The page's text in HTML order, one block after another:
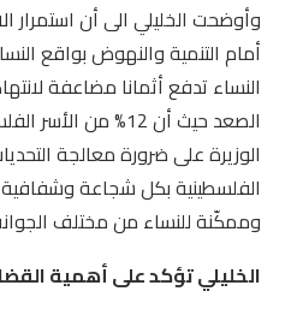
وأوضحت الخليلي الى أن استمرار
أمام التنمية والنهوض بواقع
النساء تدفع أثمانا مضاعفة
الصعد حيث أن 12%
الوزيرة على ضرورة معالجة
الفلسطينية بكل شجاعة
وممكّنة للنساء من مختلف
الخليلي تؤكد على أهمية